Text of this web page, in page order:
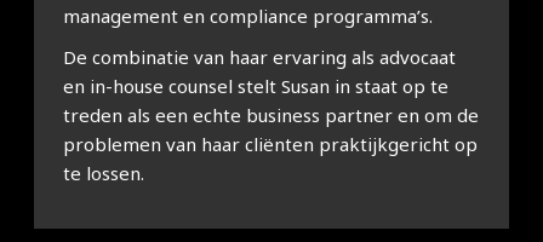
management en compliance programma’s.
De combinatie van haar ervaring als advocaat
en in-house counsel stelt Susan in staat op te
treden als een echte business partner en om de
problemen van haar cliënten praktijkgericht op
te lossen.